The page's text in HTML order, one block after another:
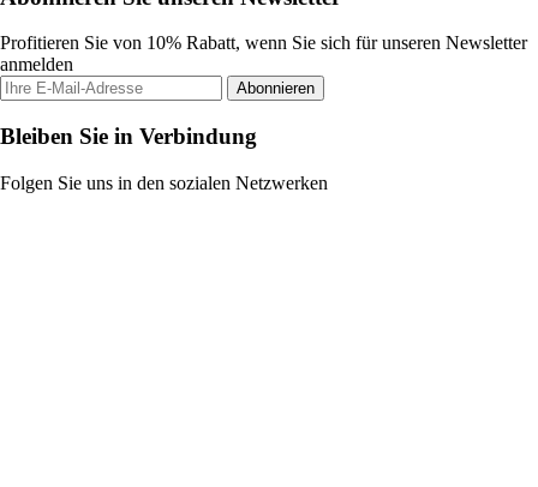
Profitieren Sie von 10% Rabatt, wenn Sie sich für unseren Newsletter
anmelden
Abonnieren
Bleiben Sie in Verbindung
Folgen Sie uns in den sozialen Netzwerken